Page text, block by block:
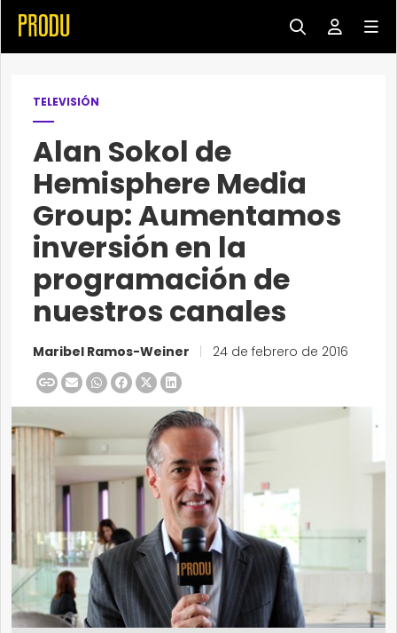
TELEVISIÓN
Alan Sokol de
Hemisphere Media
Group: Aumentamos
inversión en la
programación de
nuestros canales
Maribel Ramos-Weiner 24 de febrero de 2016